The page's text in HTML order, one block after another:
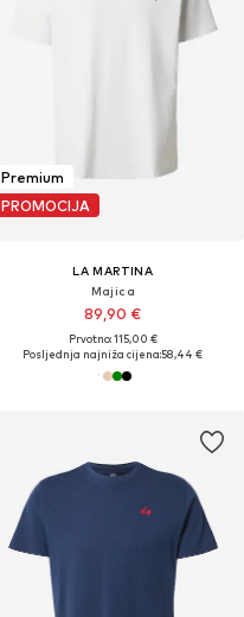
Premium
PROMOCIJA
LA MARTINA
Majica
89,90 €
Prvotno: 115,00 €
Posljednja najniža cijena:58,44 €